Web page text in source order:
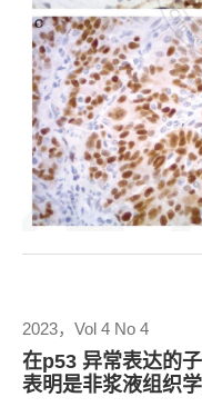
2023，Vol 4 No 4
在p53 异常表达的
表明是非浆液组织